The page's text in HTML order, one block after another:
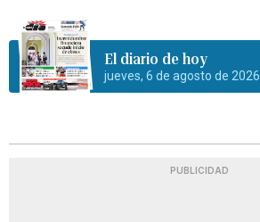
El diario de hoy
jueves, 6 de agosto de 2026
PUBLICIDAD